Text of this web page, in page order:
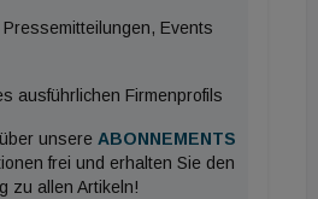
20 Jahren konstant“, hört
wenn der
dass sein Büro
Events
ausführlichen Firmenprofils
unsere ABONNEMENTS
frei und erhalten Sie den
zu allen Artikeln!